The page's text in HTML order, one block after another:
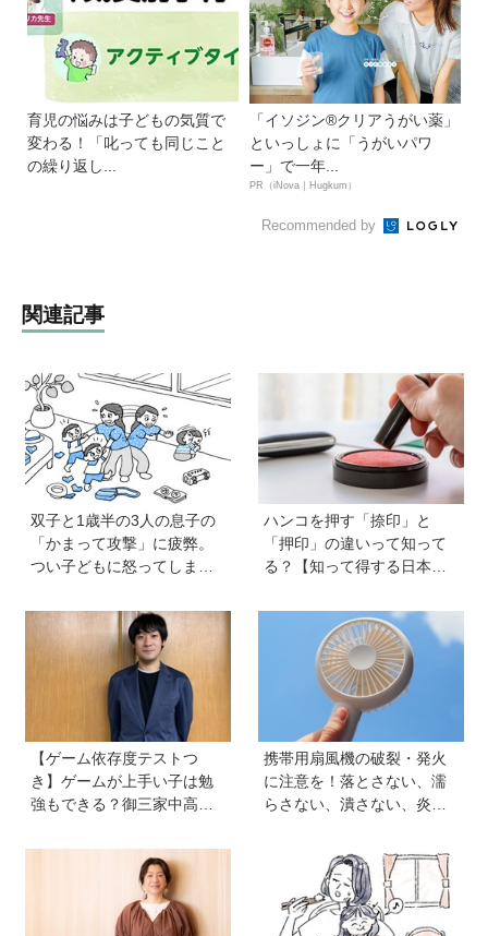
育児の悩みは子どもの気質で
変わる！「叱っても同じこと
の繰り返し...
「イソジン®クリアうがい薬」
といっしょに「うがいパワ
ー」で一年...
PR（iNova｜Hugkum）
Recommended by
関連記事
双子と1歳半の3人の息子の
「かまって攻撃」に疲弊。
つい子どもに怒ってしまい
先生の子育てお悩み相談
室】
ハンコを押す「捺印」と
「押印」の違いって知って
る？【知って得する日本語
【ゲーム依存度テストつ
き】ゲームが上手い子は勉
強もできる？御三家中高卒
史さんが教えるゲームしな
がら受験で勝つためのメソ
携帯用扇風機の破裂・発火
に注意を！落とさない、濡
らさない、潰さない、炎天